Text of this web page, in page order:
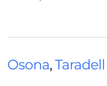
Osona,Taradell